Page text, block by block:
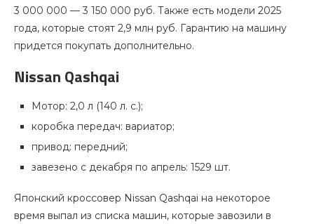
3 000 000 — 3 150 000 руб. Также есть модели 2025
года, которые стоят 2,9 млн руб. Гарантию на машину
придется покупать дополнительно.
Nissan Qashqai
Мотор: 2,0 л (140 л. с.);
коробка передач: вариатор;
привод: передний;
завезено с декабря по апрель: 1529 шт.
Японский кроссовер Nissan Qashqai на некоторое
время выпал из списка машин, которые завозили в